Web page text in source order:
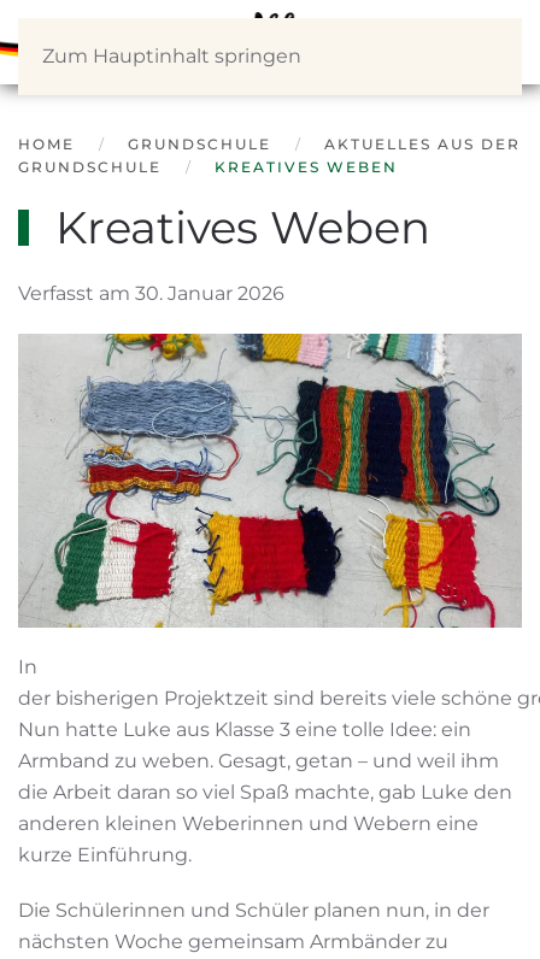
Zum Hauptinhalt springen
HOME GRUNDSCHULE
AKTUELLES AUS DER
GRUNDSCHULE
KREATIVES WEBEN
Kreatives Weben
Verfasst am 30. Januar 2026
In
der bisherigen Projektzeit sind bereits viele schöne
Nun hatte Luke aus Klasse 3 eine tolle Idee: ein
Armband zu weben. Gesagt, getan – und weil ihm
die Arbeit daran so viel Spaß machte, gab Luke den
anderen kleinen Weberinnen und Webern eine
kurze Einführung.
Die Schülerinnen und Schüler planen nun, in der
nächsten Woche gemeinsam Armbänder zu